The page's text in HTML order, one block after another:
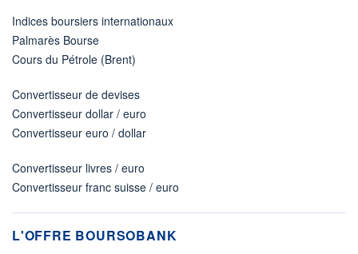
Indices boursiers internationaux
Palmarès Bourse
Cours du Pétrole (Brent)
Convertisseur de devises
Convertisseur dollar / euro
Convertisseur euro / dollar
Convertisseur livres / euro
Convertisseur franc suisse / euro
L'OFFRE BOURSOBANK